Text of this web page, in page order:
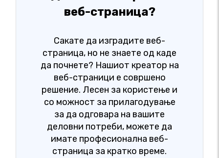
веб-страница?
Сакате да изградите веб-
страница, но не знаете од каде
да почнете? Нашиот креатор на
веб-страници е совршено
решение. Лесен за користење и
со можност за прилагодување
за да одговара на вашите
деловни потреби, можете да
имате професионална веб-
страница за кратко време.